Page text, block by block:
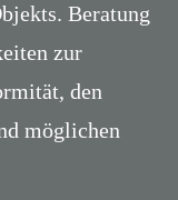
Beratung
zur
den
möglichen